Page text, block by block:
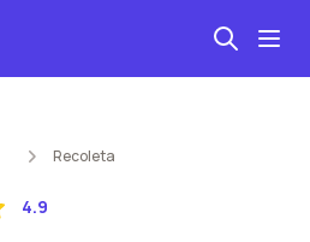
Recoleta
4.9